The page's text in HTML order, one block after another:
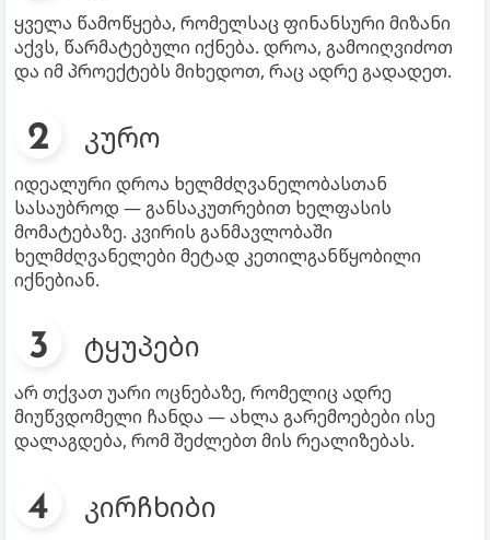
ყველა წამოწყება, რომელსაც ფინანსური მიზანი
აქვს, წარმატებული იქნება. დროა, გამოიღვიძოთ
და იმ პროექტებს მიხედოთ, რაც ადრე გადადეთ.
კურო
იდეალური დროა ხელმძღვანელობასთან
სასაუბროდ — განსაკუთრებით ხელფასის
მომატებაზე. კვირის განმავლობაში
ხელმძღვანელები მეტად კეთილგანწყობილი
იქნებიან.
ტყუპები
არ თქვათ უარი ოცნებაზე, რომელიც ადრე
მიუწვდომელი ჩანდა — ახლა გარემოებები ისე
დალაგდება, რომ შეძლებთ მის რეალიზებას.
კირჩხიბი